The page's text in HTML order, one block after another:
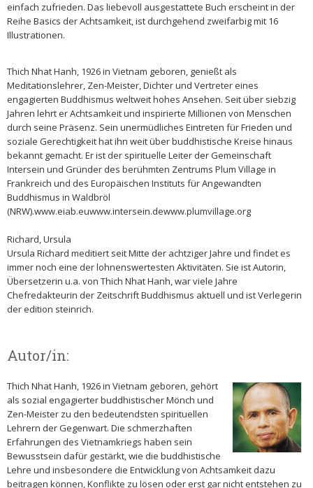
einfach zufrieden. Das liebevoll ausgestattete Buch erscheint in der
Reihe Basics der Achtsamkeit, ist durchgehend zweifarbig mit 16
Illustrationen.
Thich Nhat Hanh, 1926 in Vietnam geboren, genießt als
Meditationslehrer, Zen-Meister, Dichter und Vertreter eines
engagierten Buddhismus weltweit hohes Ansehen. Seit über siebzig
Jahren lehrt er Achtsamkeit und inspirierte Millionen von Menschen
durch seine Präsenz. Sein unermüdliches Eintreten für Frieden und
soziale Gerechtigkeit hat ihn weit über buddhistische Kreise hinaus
bekannt gemacht. Er ist der spirituelle Leiter der Gemeinschaft
Intersein und Gründer des berühmten Zentrums Plum Village in
Frankreich und des Europäischen Instituts für Angewandten
Buddhismus in Waldbröl
(NRW).www.eiab.euwww.intersein.dewww.plumvillage.org
Richard, Ursula
Ursula Richard meditiert seit Mitte der achtziger Jahre und findet es
immer noch eine der lohnenswertesten Aktivitäten. Sie ist Autorin,
Übersetzerin u.a. von Thich Nhat Hanh, war viele Jahre
Chefredakteurin der Zeitschrift Buddhismus aktuell und ist Verlegerin
der edition steinrich.
Autor/in:
Thich Nhat Hanh, 1926 in Vietnam geboren, gehört
als sozial engagierter buddhistischer Mönch und
Zen-Meister zu den bedeutendsten spirituellen
Lehrern der Gegenwart. Die schmerzhaften
Erfahrungen des Vietnamkriegs haben sein
Bewusstsein dafür gestärkt, wie die buddhistische
Lehre und insbesondere die Entwicklung von Achtsamkeit dazu
beitragen können, Konflikte zu lösen oder erst gar nicht entstehen zu